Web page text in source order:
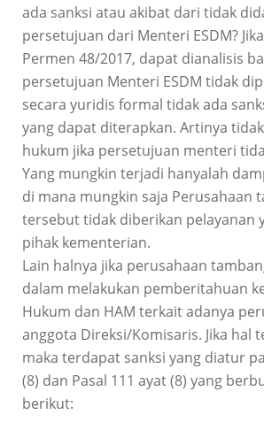
ada sanksi atau akibat dari tidak
persetujuan dari Menteri ESDM?
Permen 48/2017, dapat dianalisis
persetujuan Menteri ESDM tidak
secara yuridis formal tidak ada
yang dapat diterapkan. Artinya
hukum jika persetujuan menteri
Yang mungkin terjadi hanyalah
di mana mungkin saja Perusahaan
tersebut tidak diberikan pelayanan
pihak kementerian.
Lain halnya jika perusahaan
dalam melakukan pemberitahuan
Hukum dan HAM terkait adanya
anggota Direksi/Komisaris. Jika hal
maka terdapat sanksi yang diatur
(8) dan Pasal 111 ayat (8) yang
berikut: